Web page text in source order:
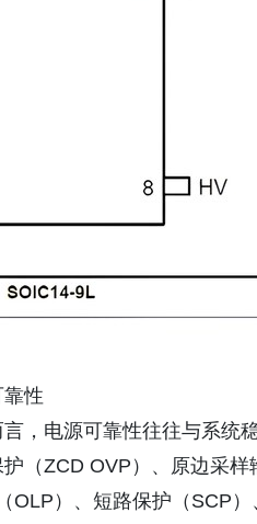
性
，电源可靠性往往与系统
（ZCD OVP）、原边采
OLP）、短路保护（SCP